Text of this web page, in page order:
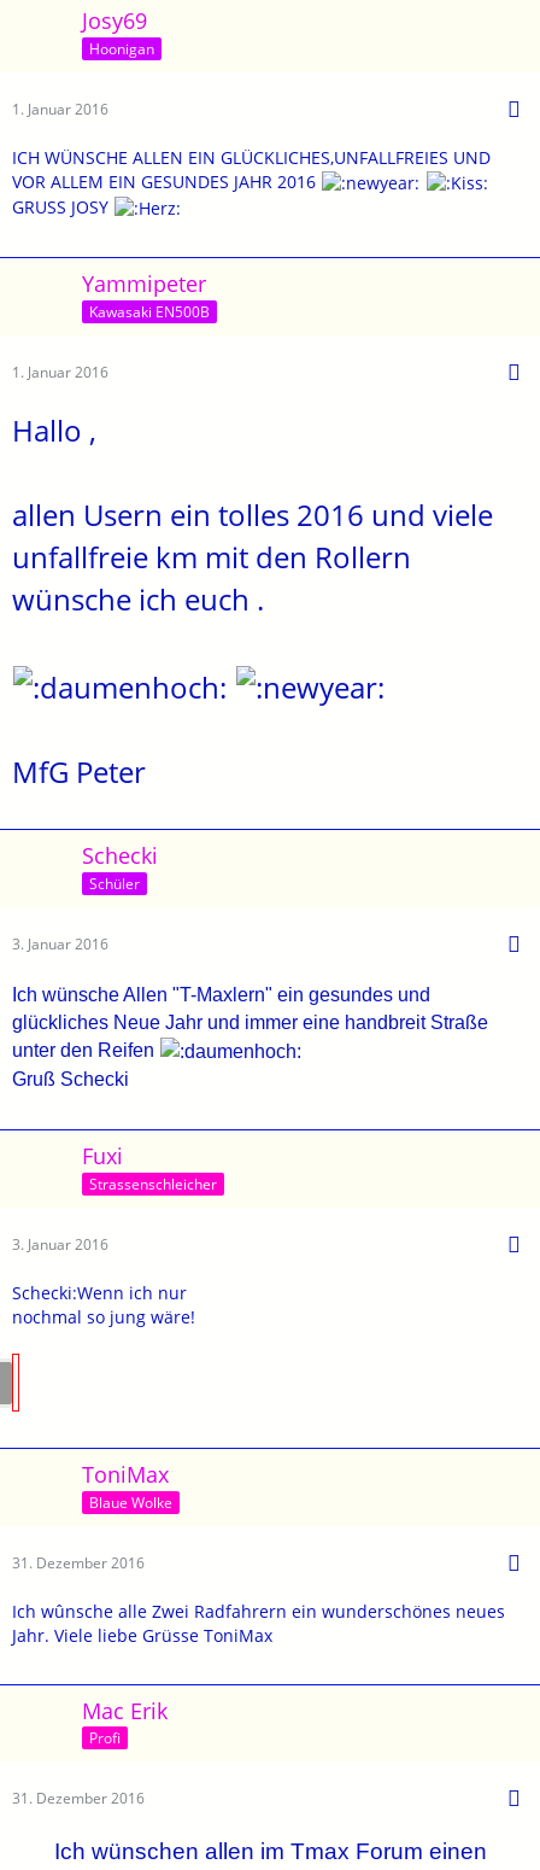
Josy69
Hoonigan
1. Januar 2016
ICH WÜNSCHE ALLEN EIN GLÜCKLICHES,UNFALLFREIES UND
VOR ALLEM EIN GESUNDES JAHR 2016
GRUSS JOSY
Yammipeter
Kawasaki EN500B
1. Januar 2016
Hallo ,
allen Usern ein tolles 2016 und viele
unfallfreie km mit den Rollern
wünsche ich euch .
MfG Peter
Schecki
Schüler
3. Januar 2016
Ich wünsche Allen "T-Maxlern" ein gesundes und
glückliches Neue Jahr und immer eine handbreit Straße
unter den Reifen
Gruß Schecki
Fuxi
Strassenschleicher
3. Januar 2016
Schecki:Wenn ich nur
nochmal so jung wäre!
ToniMax
Blaue Wolke
31. Dezember 2016
Ich wûnsche alle Zwei Radfahrern ein wunderschönes neues
Jahr. Viele liebe Grüsse ToniMax
Mac Erik
Profi
31. Dezember 2016
Ich wünschen allen im Tmax Forum einen